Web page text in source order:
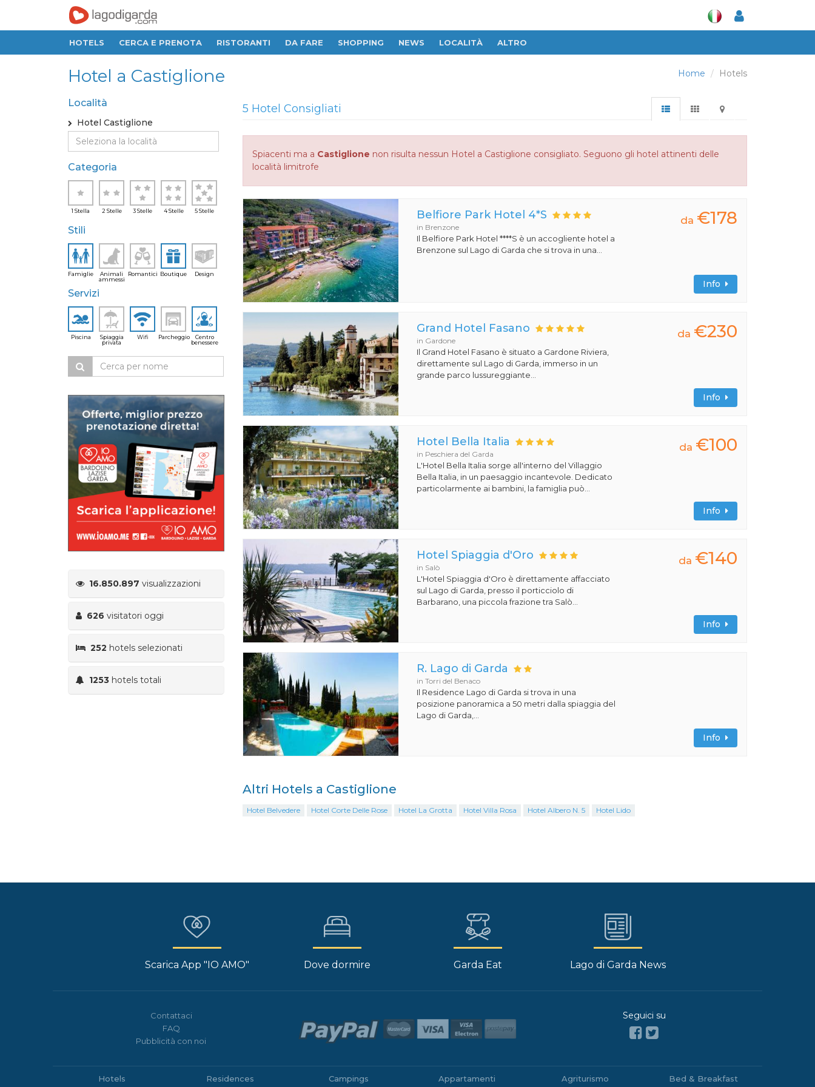
HOTELS CERCA E PRENOTA RISTORANTI DA FARE SHOPPING NEWS LOCALITÀ ALTRO
Home Hotels
Hotel a Castiglione
Località
Hotel Castiglione
Categoria
1 Stella 2 Stelle 3 Stelle 4 Stelle 5 Stelle
Stili
Famiglie
Animali
ammessi
Romantici Boutique Design
Servizi
Piscina
Spiaggia
privata
Wifi Parcheggio
Centro
benessere
16.850.897 visualizzazioni
626 visitatori oggi
252 hotels selezionati
1253 hotels totali
5 Hotel Consigliati
Spiacenti ma a Castiglione non risulta nessun Hotel a Castiglione consigliato. Seguono gli hotel attinenti delle
località limitrofe
Belfiore Park Hotel 4*S
in Brenzone
Il Belfiore Park Hotel ****S è un accogliente hotel a
Brenzone sul Lago di Garda che si trova in una...
da €178
Info
Grand Hotel Fasano
in Gardone
Il Grand Hotel Fasano è situato a Gardone Riviera,
direttamente sul Lago di Garda, immerso in un
grande parco lussureggiante...
da €230
Info
Hotel Bella Italia
in Peschiera del Garda
L'Hotel Bella Italia sorge all'interno del Villaggio
Bella Italia, in un paesaggio incantevole. Dedicato
particolarmente ai bambini, la famiglia può...
da €100
Info
Hotel Spiaggia d'Oro
in Salò
L'Hotel Spiaggia d'Oro è direttamente affacciato
sul Lago di Garda, presso il porticciolo di
Barbarano, una piccola frazione tra Salò...
da €140
Info
R. Lago di Garda
in Torri del Benaco
Il Residence Lago di Garda si trova in una
posizione panoramica a 50 metri dalla spiaggia del
Lago di Garda,...
Info
Altri Hotels a Castiglione
Hotel Belvedere Hotel Corte Delle Rose Hotel La Grotta Hotel Villa Rosa Hotel Albero N. 5 Hotel Lido
Scarica App "IO AMO" Dove dormire Garda Eat Lago di Garda News
Contattaci
FAQ
Pubblicità con noi
Seguici su
Hotels Residences Campings Appartamenti Agriturismo Bed & Breakfast